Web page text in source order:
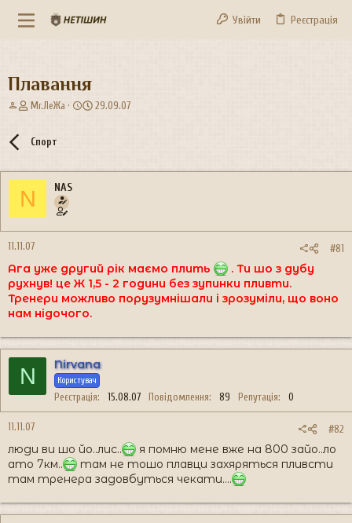
Увійти Реєстрація
Плавання
А
о
т
е
м
и
Mr.ЛеЖа
Д
т
е
я
29.09.07
Спорт
N NAS
11.11.07 #81
Ага уже другий рік маємо плить
. Ти шо з дубу
рухнув! це Ж 1,5 - 2 години без зупинки пливти.
Тренери можливо порузумнішали і зрозуміли, що воно
нам нідочого.
N Nirvana
Користувач
Реєстрація 15.08.07 Повідомлення 89 Репутація 0
11.11.07 #82
люди ви шо йо..лис..
я помню мене вже на 800 зайо..ло
ато 7км..
там не тошо плавци захяряться пливсти
там тренера задовбуться чекати....